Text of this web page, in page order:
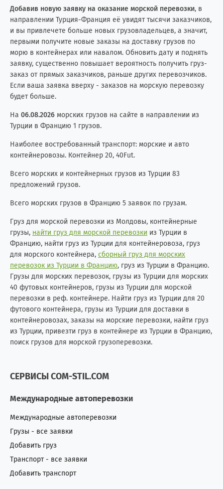
Добавив новую заявку на оказание морской перевозки, в
направлении Турция-Франция её увидят тысячи заказчиков,
и вы привлечете больше новых грузовладельцев, а значит,
первыми получите новые заказы на доставку грузов по
морю в контейнерах или навалом. Обновить дату и поднять
заявку, существенно повышает вероятность получить груз-
заказ от прямых заказчиков, раньше других перевозчиков.
Если ваша заявка вверху - заказов на морскую перевозку
будет больше.
На 06.08.2026 морских грузов на сайте в направлении из
Турции в Францию 1 грузов.
Наиболее востребованный транспорт: морские и авто
контейнеровозы. Контейнер 20, 40Fut.
Всего морских и контейнерных грузов из Турции 83
предложений грузов.
Всего морских грузов в Францию 5 заявок по грузам.
Груз для морской перевозки из Молдовы, контейнерные
грузы, найти груз для морской перевозки из Турции в
Францию, найти груз из Турции для контейнеровоза, груз
для морского контейнера, сборный груз для морских
перевозок из Турции в Францию, груз из Турции в Францию.
Грузы для морских перевозок, грузы из Турции для морских
40 футовых контейнеров, грузы из Турции для морской
перевозки в реф. контейнере. Найти груз из Турции для 20
футового контейнера, грузы из Турции для доставки в
контейнеровозах, заказы на морские перевозки, найти груз
из Турции, привезти груз в контейнере из Турции в Францию,
поиск грузов для морской грузоперевозки.
СЕРВИСЫ COM-STIL.COM
Международные автоперевозки
Международные автоперевозки
Грузы - все заявки
Добавить груз
Транспорт - все заявки
Добавить транспорт